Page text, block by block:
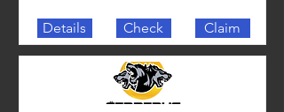
Details Check Claim